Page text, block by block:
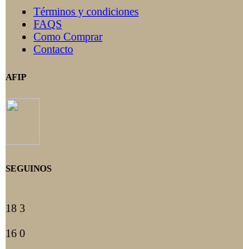
del
producto
Términos y condiciones
FAQS
Como Comprar
Contacto
AFIP
SEGUINOS
18 3
16 0